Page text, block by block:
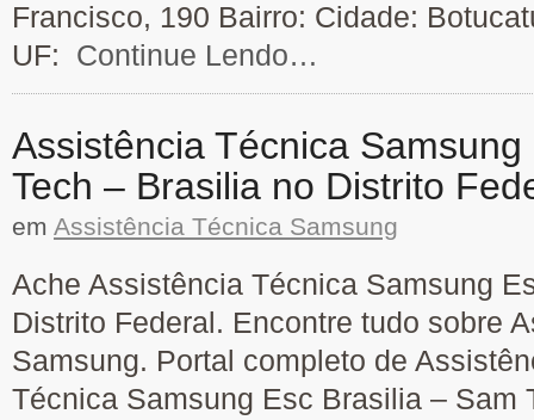
Francisco, 190 Bairro: Cidade:
UF: Continue Lendo…
Assistência Técnica
Tech – Brasilia no Distrito
em Assistência Técnica Samsung
Ache Assistência Técnica Samsung
Distrito Federal. Encontre tudo sobre
Samsung. Portal completo de
Técnica Samsung Esc Brasilia – Sam